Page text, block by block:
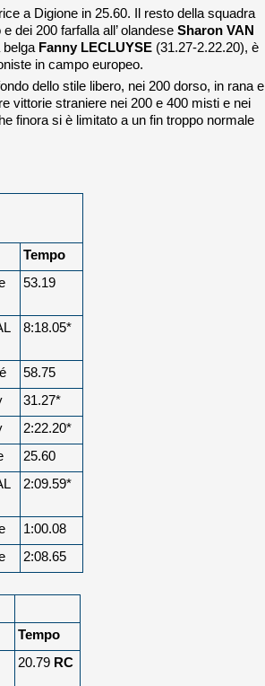
a Digione in 25.60. Il resto della squadra
dei 200 farfalla all’ olandese Sharon VAN
belga Fanny LECLUYSE (31.27-2.22.20), è
in campo europeo.
dello stile libero, nei 200 dorso, in rana e
vittorie straniere nei 200 e 400 misti e nei
finora si è limitato a un fin troppo normale
Tempo
53.19
8:18.05*
58.75
31.27*
2:22.20*
25.60
2:09.59*
1:00.08
2:08.65
Tempo
20.79 RC